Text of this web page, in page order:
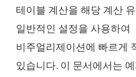
테이블 계산을 해당 계산
일반적인 설정을 사용하여
비주얼리제이션에 빠르게
있습니다. 이 문서에서는